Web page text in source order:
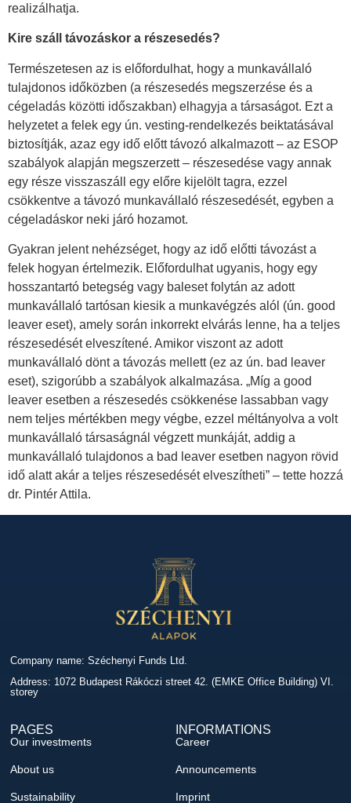
realizálhatja.
Kire száll távozáskor a részesedés?
Természetesen az is előfordulhat, hogy a munkavállaló
tulajdonos időközben (a részesedés megszerzése és a
cégeladás közötti időszakban) elhagyja a társaságot. Ezt a
helyzetet a felek egy ún. vesting-rendelkezés beiktatásával
biztosítják, azaz egy idő előtt távozó alkalmazott – az ESOP
szabályok alapján megszerzett – részesedése vagy annak
egy része visszaszáll egy előre kijelölt tagra, ezzel
csökkentve a távozó munkavállaló részesedését, egyben a
cégeladáskor neki járó hozamot.
Gyakran jelent nehézséget, hogy az idő előtti távozást a
felek hogyan értelmezik. Előfordulhat ugyanis, hogy egy
hosszantartó betegség vagy baleset folytán az adott
munkavállaló tartósan kiesik a munkavégzés alól (ún. good
leaver eset), amely során inkorrekt elvárás lenne, ha a teljes
részesedését elveszítené. Amikor viszont az adott
munkavállaló dönt a távozás mellett (ez az ún. bad leaver
eset), szigorúbb a szabályok alkalmazása. „Míg a good
leaver esetben a részesedés csökkenése lassabban vagy
nem teljes mértékben megy végbe, ezzel méltányolva a volt
munkavállaló társaságnál végzett munkáját, addig a
munkavállaló tulajdonos a bad leaver esetben nagyon rövid
idő alatt akár a teljes részesedését elveszítheti” – tette hozzá
dr. Pintér Attila.
Company name: Széchenyi Funds Ltd.
Address: 1072 Budapest Rákóczi street 42. (EMKE Office Building) VI.
storey
PAGES
Our investments
About us
Sustainability
INFORMATIONS
Career
Announcements
Imprint